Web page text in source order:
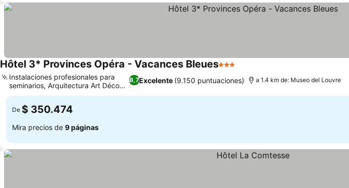
Hôtel 3* Provinces Opéra - Vacances Bleues3 Estrellas
8,7Excelente (9.150 puntuaciones)
Instalaciones profesionales para
seminarios, Arquitectura Art Déco
histórica
a 1.4 km de: Museo del Louvre
De $ 350.474
Mira precios de 9 páginas